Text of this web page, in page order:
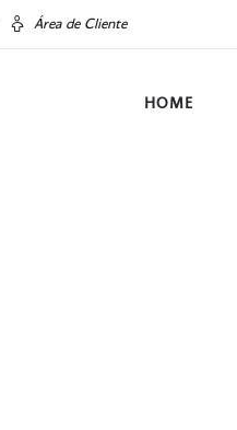
Área de Cliente
HOME